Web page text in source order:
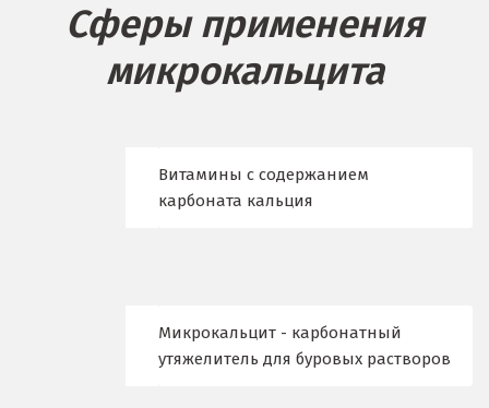
Берёзовский
Бисерть
Верхняя Пышма
Сферы применения
микрокальцита
Витамины с содержанием
карбоната кальция
Микрокальцит - карбонатный
утяжелитель для буровых растворов